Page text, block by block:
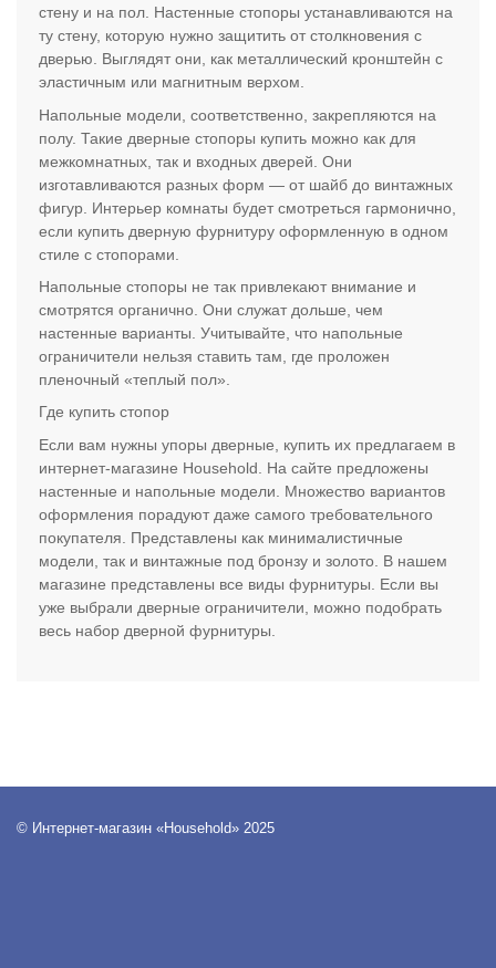
стену и на пол. Настенные стопоры устанавливаются на
ту стену, которую нужно защитить от столкновения с
дверью. Выглядят они, как металлический кронштейн с
эластичным или магнитным верхом.
Напольные модели, соответственно, закрепляются на
полу. Такие дверные стопоры купить можно как для
межкомнатных, так и входных дверей. Они
изготавливаются разных форм — от шайб до винтажных
фигур. Интерьер комнаты будет смотреться гармонично,
если купить дверную фурнитуру оформленную в одном
стиле с стопорами.
Напольные стопоры не так привлекают внимание и
смотрятся органично. Они служат дольше, чем
настенные варианты. Учитывайте, что напольные
ограничители нельзя ставить там, где проложен
пленочный «теплый пол».
Где купить стопор
Если вам нужны упоры дверные, купить их предлагаем в
интернет-магазине Household. На сайте предложены
настенные и напольные модели. Множество вариантов
оформления порадуют даже самого требовательного
покупателя. Представлены как минималистичные
модели, так и винтажные под бронзу и золото. В нашем
магазине представлены все виды фурнитуры. Если вы
уже выбрали дверные ограничители, можно подобрать
весь набор дверной фурнитуры.
© Интернет-магазин «Household» 2025